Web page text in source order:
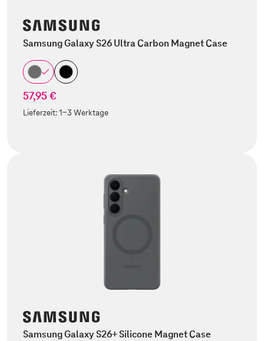
Samsung Galaxy S26 Ultra Carbon Magnet Case
57,95 €
Lieferzeit:1-3 Werktage
Samsung Galaxy S26+ Silicone Magnet Case